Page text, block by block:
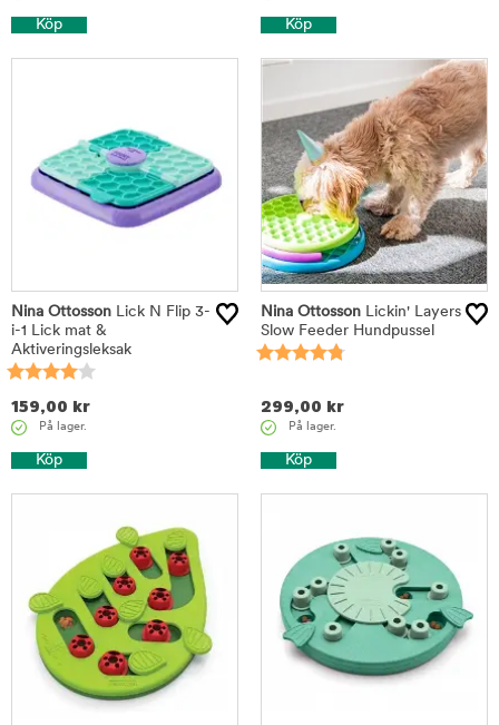
Köp Köp
Nina Ottosson Lick N Flip 3-
i-1 Lick mat &
Aktiveringsleksak
159,00 kr
På lager.
Köp
Nina Ottosson Lickin' Layers
Slow Feeder Hundpussel
299,00 kr
På lager.
Köp